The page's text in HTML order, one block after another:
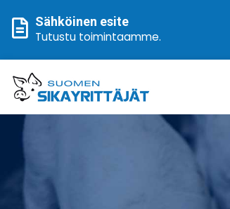
Sähköinen esite
Tutustu toimintaamme.